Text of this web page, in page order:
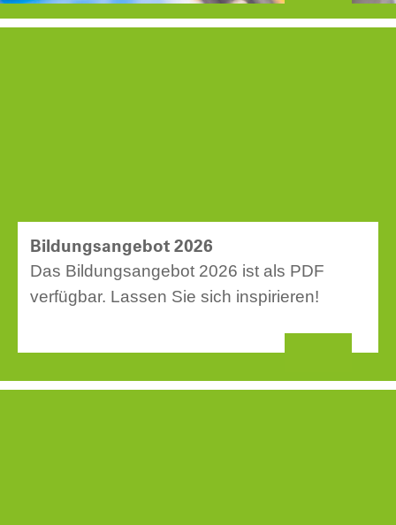
Bildungsangebot 2026
Das Bildungsangebot 2026 ist als PDF
verfügbar. Lassen Sie sich inspirieren!